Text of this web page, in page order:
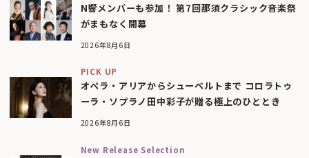
N響メンバーも参加！ 第7回那須クラシック音楽祭
がまもなく開幕
2026年8月6日
PICK UP
オペラ・アリアからシューベルトまで コロラトゥ
ーラ・ソプラノ田中彩子が贈る極上のひととき
2026年8月6日
New Release Selection